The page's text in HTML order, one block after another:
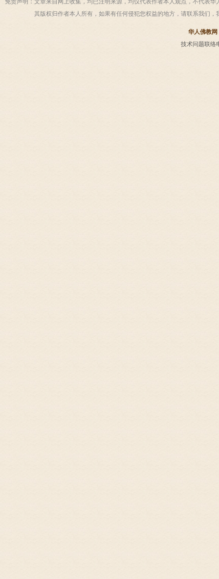
免责声明： 文章来自网上收集，均已注明来源，均仅代表作者本人观点，不代表
其版权归作者本人所有，如果有任何侵犯您权益的地方，请联系我们，
华人佛教网
技术问题联络